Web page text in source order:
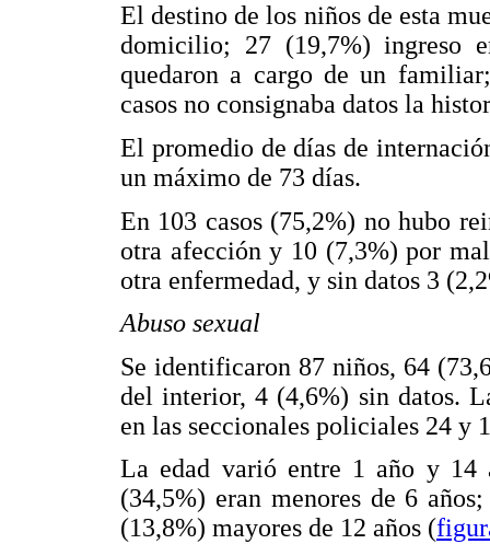
El destino de los niños de esta
domicilio; 27 (19,7%) ingreso
quedaron a cargo de un
casos no consignaba datos la
El promedio de días de
un máximo de 73 días.
En 103 casos (75,2%) no hubo
otra afección y 10 (7,3%) por
otra enfermedad, y sin datos 3
Abuso sexual
Se identificaron 87 niños, 64
del interior, 4 (4,6%) sin datos.
en las seccionales policiales 24 y
La edad varió entre 1 año y 14
(34,5%) eran menores de 6
(13,8%) mayores de 12 años (